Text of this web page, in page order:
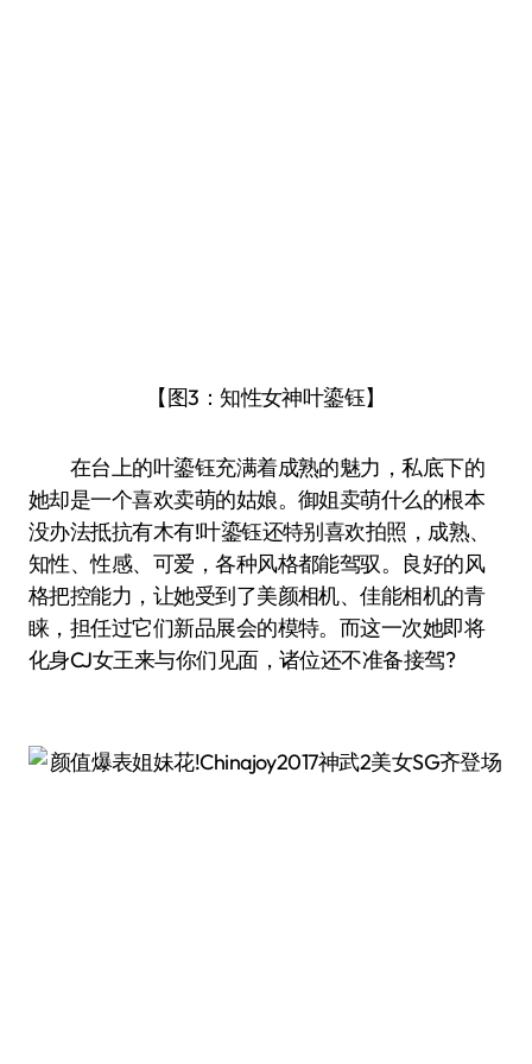
【图3：知性女神叶鎏钰】
在台上的叶鎏钰充满着成熟的魅力，私底下的
她却是一个喜欢卖萌的姑娘。御姐卖萌什么的根本
没办法抵抗有木有!叶鎏钰还特别喜欢拍照，成熟、
知性、性感、可爱，各种风格都能驾驭。良好的风
格把控能力，让她受到了美颜相机、佳能相机的青
睐，担任过它们新品展会的模特。而这一次她即将
化身CJ女王来与你们见面，诸位还不准备接驾?